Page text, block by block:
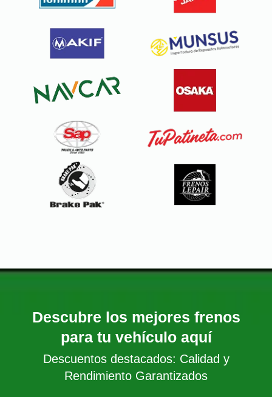
Descubre los mejores frenos
para tu vehículo aquí
Descuentos destacados: Calidad y
Rendimiento Garantizados